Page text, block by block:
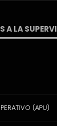
A LA
(APU)